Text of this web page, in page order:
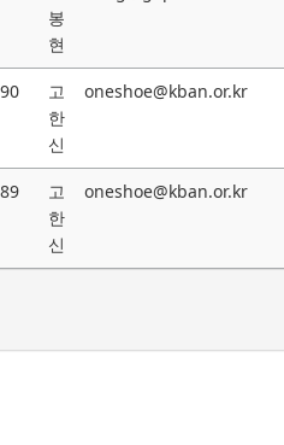
봉
현
90
고
한
신
oneshoe@kban.or.kr
89
고
한
신
oneshoe@kban.or.kr